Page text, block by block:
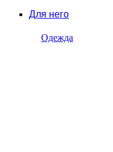
Для него
Одежда